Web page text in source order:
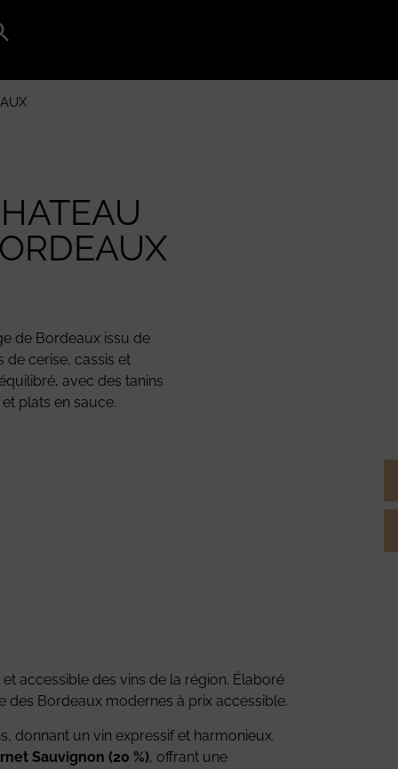
de Bordeaux issu de
de cerise, cassis et
avec des tanins
plats en sauce.
accessible des vins de la région. Élaboré
des Bordeaux modernes à prix accessible.
donnant un vin expressif et harmonieux.
Sauvignon (20 %), offrant une